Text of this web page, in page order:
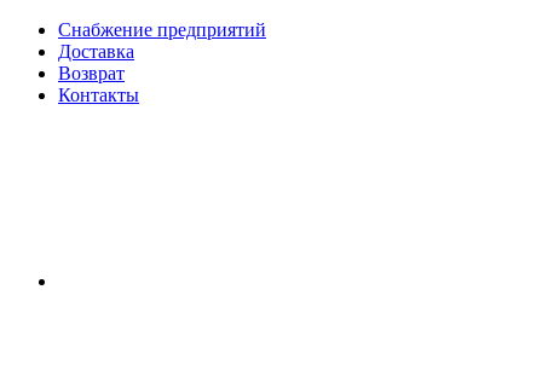
Снабжение предприятий
Доставка
Возврат
Контакты